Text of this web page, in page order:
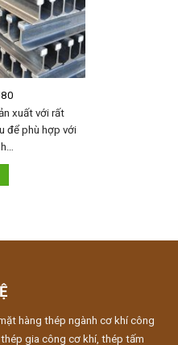
xuất với rất
để phù hợp với
hàng thép ngành cơ khí công
gia công cơ khí, thép tấm